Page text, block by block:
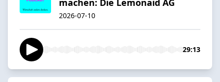
2026-07-10
29:13